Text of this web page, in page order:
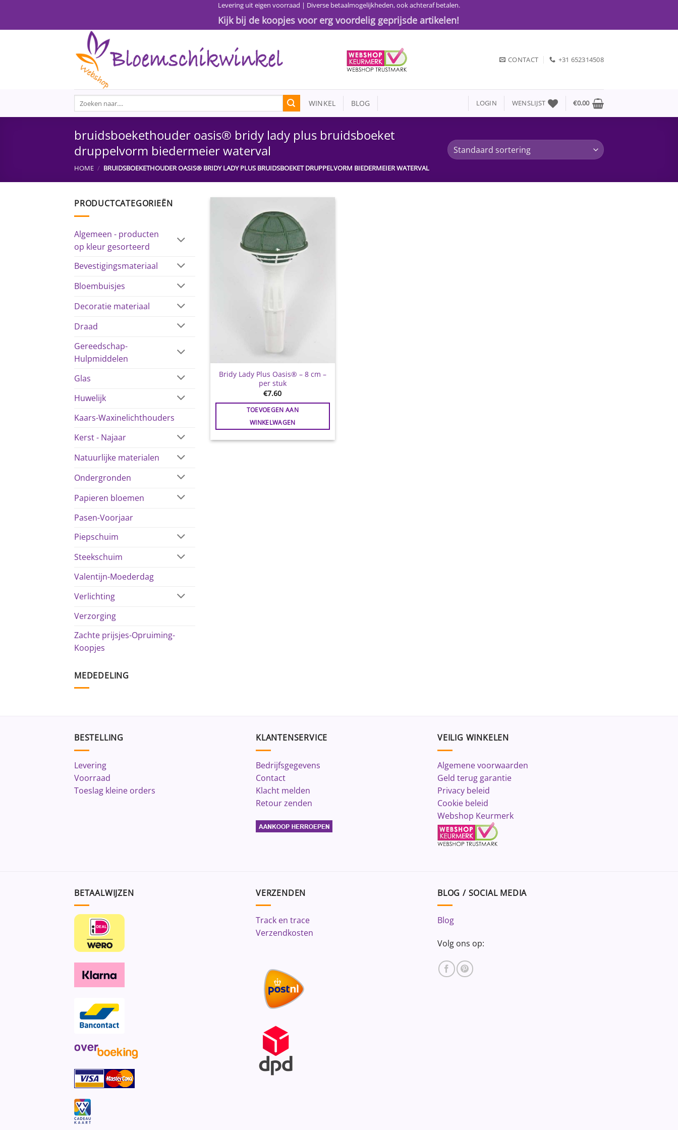
inhoud
Levering uit eigen voorraad | Diverse betaalmogelijkheden, ook achteraf betalen.
Kijk bij de koopjes voor erg voordelig geprijsde artikelen!
CONTACT +31 652314508
Zoeken
naar:
WINKEL BLOG LOGIN WENSLIJST €0.00
bruidsboekethouder oasis® bridy lady plus bruidsboeket
druppelvorm biedermeier waterval
HOME / BRUIDSBOEKETHOUDER OASIS® BRIDY LADY PLUS BRUIDSBOEKET DRUPPELVORM BIEDERMEIER WATERVAL
PRODUCTCATEGORIEËN
Algemeen - producten
op kleur gesorteerd
Bevestigingsmateriaal
Bloembuisjes
Decoratie materiaal
Draad
Gereedschap-
Hulpmiddelen
Glas
Huwelijk
Kaars-Waxinelichthouders
Kerst - Najaar
Natuurlijke materialen
Ondergronden
Papieren bloemen
Pasen-Voorjaar
Piepschuim
Steekschuim
Valentijn-Moederdag
Verlichting
Verzorging
Zachte prijsjes-Opruiming-
Koopjes
MEDEDELING
Toevoegen
wenslijst
Bridy Lady Plus Oasis® – 8 cm –
per stuk
€7.60
TOEVOEGEN AAN
WINKELWAGEN
BESTELLING
Levering
Voorraad
Toeslag kleine orders
KLANTENSERVICE
Bedrijfsgegevens
Contact
Klacht melden
Retour zenden
VEILIG WINKELEN
Algemene voorwaarden
Geld terug garantie
Privacy beleid
Cookie beleid
Webshop Keurmerk
BETAALWIJZEN VERZENDEN
Track en trace
Verzendkosten
BLOG / SOCIAL MEDIA
Blog
Volg ons op: